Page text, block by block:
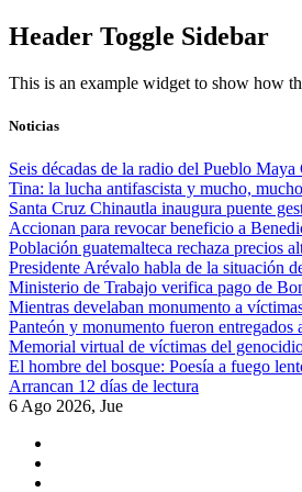
Skip
to
Header Toggle Sidebar
This is an example widget to show how
Noticias
Seis décadas de la radio del Pueblo Maya
Tina: la lucha antifascista y mucho,
Santa Cruz Chinautla inaugura puente
Accionan para revocar beneficio a
Población guatemalteca rechaza precios
Presidente Arévalo habla de la situación
Ministerio de Trabajo verifica pago de
Mientras develaban monumento a
Panteón y monumento fueron
Memorial virtual de víctimas del
El hombre del bosque: Poesía a fuego
Arrancan 12 días de lectura
6 Ago 2026, Jue